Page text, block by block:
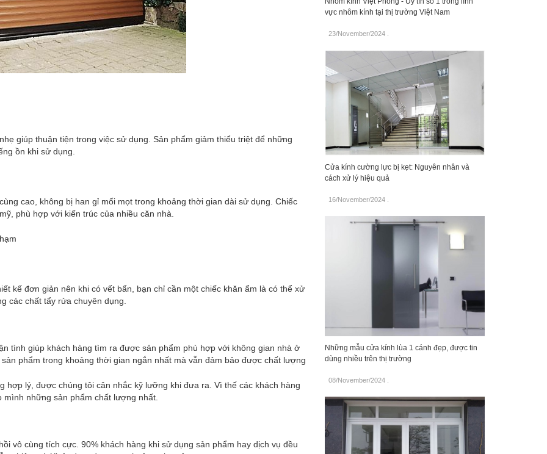
giúp thuận tiện trong việc sử dụng. Sản phẩm giảm thiểu triệt để những
ồn khi sử dụng.
cao, không bị han gỉ mối mọt trong khoảng thời gian dài sử dụng. Chiếc
phù hợp với kiến trúc của nhiều căn nhà.
kế đơn giản nên khi có vết bẩn, bạn chỉ cần một chiếc khăn ẩm là có thể xử
các chất tẩy rửa chuyên dụng.
tình giúp khách hàng tìm ra được sản phẩm phù hợp với không gian nhà ở
phẩm trong khoảng thời gian ngắn nhất mà vẫn đảm bảo được chất lượng
hợp lý, được chúng tôi cân nhắc kỹ lưỡng khi đưa ra. Vì thế các khách hàng
mình những sản phẩm chất lượng nhất.
vô cùng tích cực. 90% khách hàng khi sử dụng sản phẩm hay dịch vụ đều
vực nhôm kính tại thị trường Việt Nam
23/November/2024.
Cửa kính cường lực bị kẹt: Nguyên nhân và
cách xử lý hiệu quả
16/November/2024.
Những mẫu cửa kính lùa 1 cánh đẹp, được tin
dùng nhiều trên thị trường
08/November/2024.